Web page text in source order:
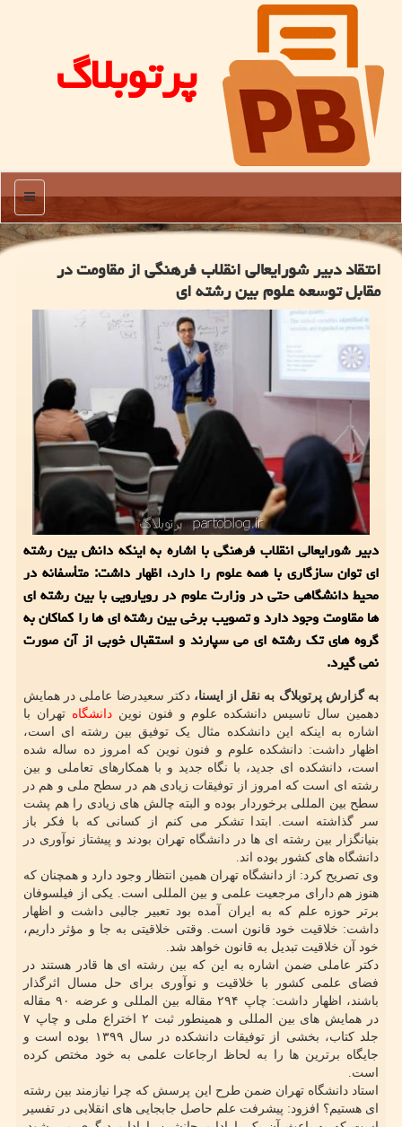
پرتوبلاگ
منو
انتقاد دبیر شورایعالی انقلاب فرهنگی از مقاومت در
مقابل توسعه علوم بین رشته ای
دبیر شورایعالی انقلاب فرهنگی با اشاره به اینکه دانش بین رشته
ای توان سازگاری با همه علوم را دارد، اظهار داشت: متأسفانه در
محیط دانشگاهی حتی در وزارت علوم در رویارویی با بین رشته ای
ها مقاومت وجود دارد و تصویب برخی بین رشته ای ها را کماکان به
گروه های تک رشته ای می سپارند و استقبال خوبی از آن صورت
نمی گیرد.
به گزارش پرتوبلاگ به نقل از ایسنا،دکتر سعیدرضا عاملی در همایش
دهمین سال تاسیس دانشکده علوم و فنون نویندانشگاه تهران با
اشاره به اینکه این دانشکده مثال یک توفیق بین رشته ای است،
اظهار داشت: دانشکده علوم و فنون نوین که امروز ده ساله شده
است، دانشکده ای جدید، با نگاه جدید و با همکارهای تعاملی و بین
رشته ای است که امروز از توفیقات زیادی هم در سطح ملی و هم در
سطح بین المللی برخوردار بوده و البته چالش های زیادی را هم پشت
سر گذاشته است. ابتدا تشکر می کنم از کسانی که با فکر باز
بنیانگزار بین رشته ای ها در دانشگاه تهران بودند و پیشتاز نوآوری در
دانشگاه های کشور بوده اند.
وی تصریح کرد: از دانشگاه تهران همین انتظار وجود دارد و همچنان که
هنوز هم دارای مرجعیت علمی و بین المللی است. یکی از فیلسوفان
برتر حوزه علم که به ایران آمده بود تعبیر جالبی داشت و اظهار
داشت: خلاقیت خود قانون است. وقتی خلاقیتی به جا و مؤثر داریم،
خود آن خلاقیت تبدیل به قانون خواهد شد.
دکتر عاملی ضمن اشاره به این که بین رشته ای ها قادر هستند در
فضای علمی کشور با خلاقیت و نوآوری برای حل مسال اثرگذار
باشند، اظهار داشت: چاپ ۲۹۴ مقاله بین المللی و عرضه ۹۰ مقاله
در همایش های بین المللی و همینطور ثبت ۲ اختراع ملی و چاپ ۷
جلد کتاب، بخشی از توفیقات دانشکده در سال ۱۳۹۹ بوده است و
جایگاه برترین ها را به لحاظ ارجاعات علمی به خود مختص کرده
است.
استاد دانشگاه تهران ضمن طرح این پرسش که چرا نیازمند بین رشته
ای هستیم؟ افزود: پیشرفت علم حاصل جابجایی های انقلابی در تفسیر